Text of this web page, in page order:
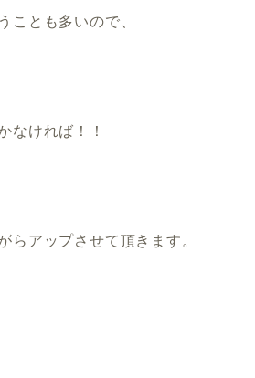
ことも多いので、
なければ！！
らアップさせて頂きます。